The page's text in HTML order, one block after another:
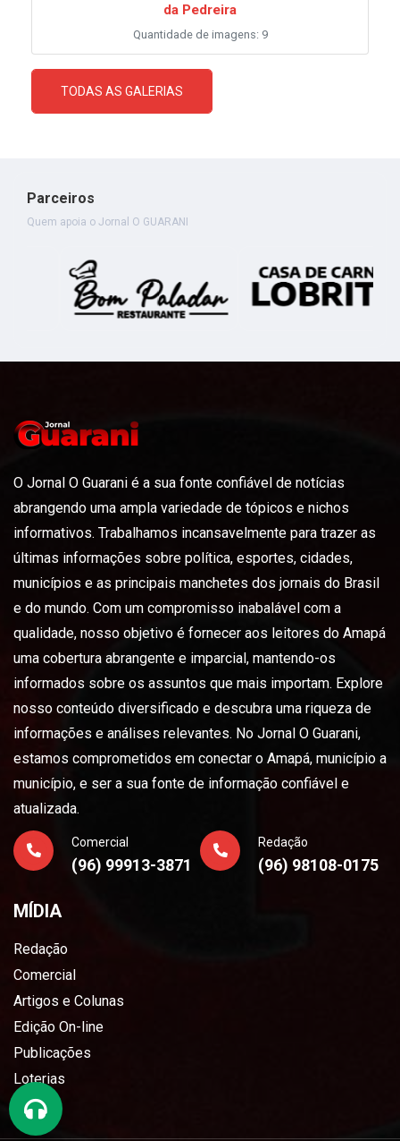
da Pedreira
Quantidade de imagens: 9
TODAS AS GALERIAS
Parceiros
Quem apoia o Jornal O GUARANI
O Jornal O Guarani é a sua fonte confiável de notícias
abrangendo uma ampla variedade de tópicos e nichos
informativos. Trabalhamos incansavelmente para trazer as
últimas informações sobre política, esportes, cidades,
municípios e as principais manchetes dos jornais do Brasil
e do mundo. Com um compromisso inabalável com a
qualidade, nosso objetivo é fornecer aos leitores do Amapá
uma cobertura abrangente e imparcial, mantendo-os
informados sobre os assuntos que mais importam. Explore
nosso conteúdo diversificado e descubra uma riqueza de
informações e análises relevantes. No Jornal O Guarani,
estamos comprometidos em conectar o Amapá, município a
município, e ser a sua fonte de informação confiável e
atualizada.
Comercial
(96) 99913-3871
Redação
(96) 98108-0175
MÍDIA
Redação
Comercial
Artigos e Colunas
Edição On-line
Publicações
Loterias